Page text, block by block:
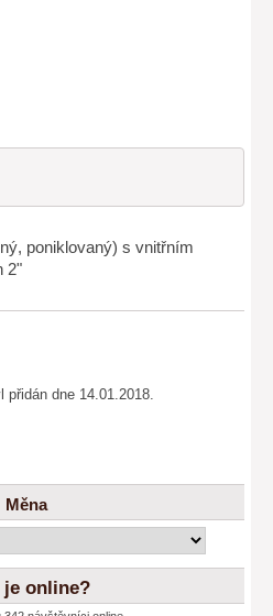
poniklovaný) s vnitřním
2"
přidán dne 14.01.2018.
Měna
je online?